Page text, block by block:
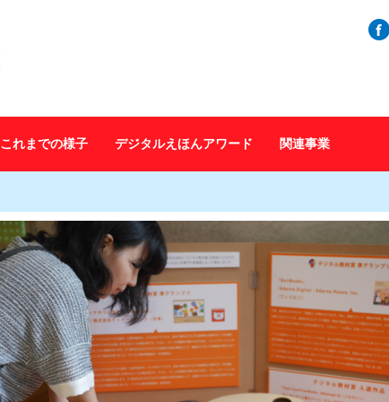
これまでの様子 デジタルえほんアワード 関連事業